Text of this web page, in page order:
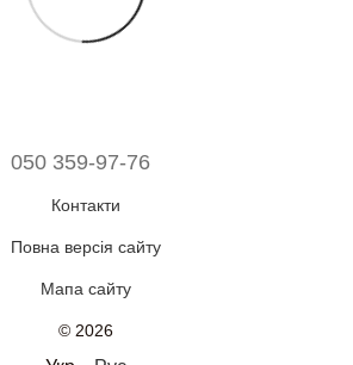
050 359-97-76
Контакти
Повна версія сайту
Мапа сайту
© 2026